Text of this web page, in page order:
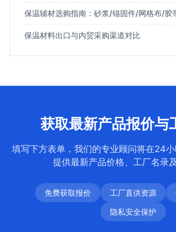
保温辅材选购指南：砂浆/锚固件/网格布/胶
保温材料出口与内贸采购渠道对比
获取最新产品报价与
填写下方表单，我们的专业顾问将在24
提供最新产品价格、工厂名录
免费获取报价 工厂直供资源
隐私安全保护